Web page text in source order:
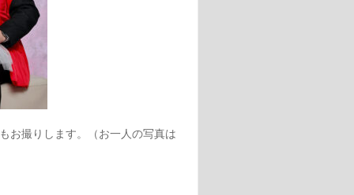
お撮りします。（お一人の写真は